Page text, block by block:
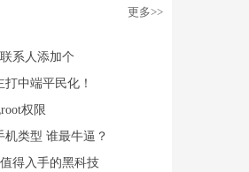
更多>>
系人添加个
中端平民化！
权限
类型 谁最牛逼？
得入手的黑科技